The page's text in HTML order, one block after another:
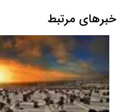
خبرهای مرتبط